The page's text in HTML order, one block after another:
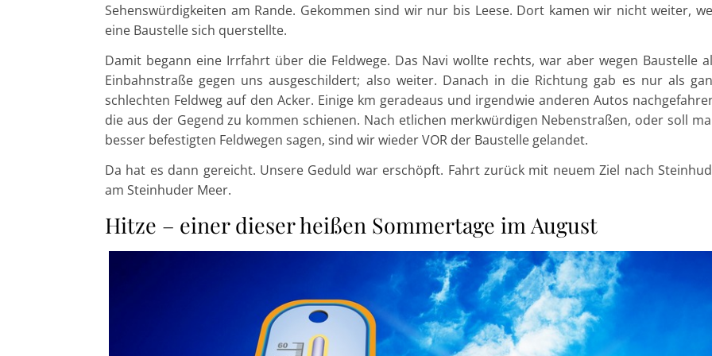
Sehenswürdigkeiten am Rande. Gekommen sind wir nur bis Leese. Dort kamen wir nicht weiter,
eine Baustelle sich querstellte.
Damit begann eine Irrfahrt über die Feldwege. Das Navi wollte rechts, war aber wegen Baustelle
Einbahnstraße gegen uns ausgeschildert; also weiter. Danach in die Richtung gab es nur als
schlechten Feldweg auf den Acker. Einige km geradeaus und irgendwie anderen Autos
die aus der Gegend zu kommen schienen. Nach etlichen merkwürdigen Nebenstraßen, oder soll
besser befestigten Feldwegen sagen, sind wir wieder VOR der Baustelle gelandet.
Da hat es dann gereicht. Unsere Geduld war erschöpft. Fahrt zurück mit neuem Ziel nach
am Steinhuder Meer.
Hitze – einer dieser heißen Sommertage im August